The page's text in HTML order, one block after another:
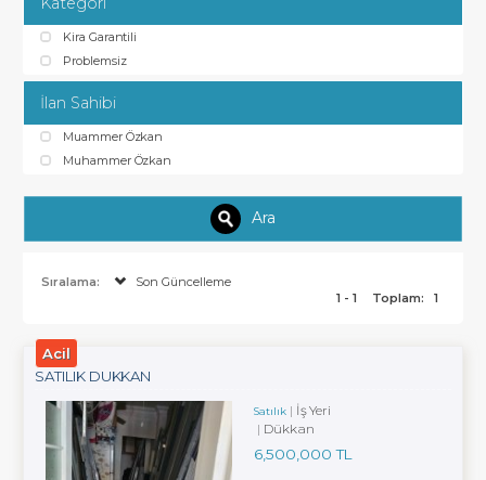
Kira Garantili
Problemsiz
İlan Sahibi
Muammer Özkan
Muhammer Özkan
Ara
Sıralama:
Son Güncelleme
1 - 1
Toplam: 1
Acil
SATILIK DÜKKAN
Satılık
İş Yeri
Dükkan
6,500,000 TL